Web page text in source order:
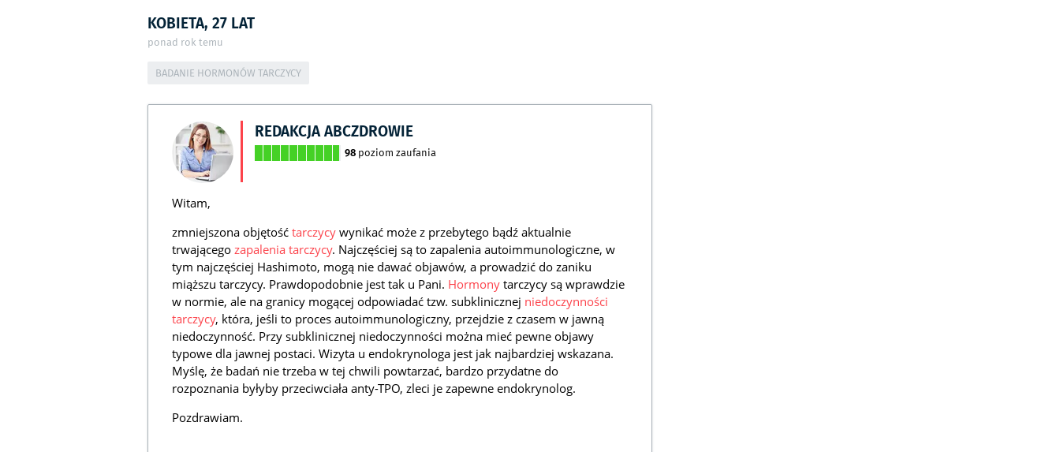
KOBIETA, 27 LAT
ponad rok temu
BADANIE HORMONÓW TARCZYCY
REDAKCJA ABCZDROWIE
98 poziom zaufania
Witam,
zmniejszona objętość tarczycy wynikać może z przebytego bądź aktualnie
trwającego zapalenia tarczycy. Najczęściej są to zapalenia autoimmunologiczne, w
tym najczęściej Hashimoto, mogą nie dawać objawów, a prowadzić do zaniku
miąższu tarczycy. Prawdopodobnie jest tak u Pani. Hormony tarczycy są wprawdzie
w normie, ale na granicy mogącej odpowiadać tzw. subklinicznej niedoczynności
tarczycy, która, jeśli to proces autoimmunologiczny, przejdzie z czasem w jawną
niedoczynność. Przy subklinicznej niedoczynności można mieć pewne objawy
typowe dla jawnej postaci. Wizyta u endokrynologa jest jak najbardziej wskazana.
Myślę, że badań nie trzeba w tej chwili powtarzać, bardzo przydatne do
rozpoznania byłyby przeciwciała anty-TPO, zleci je zapewne endokrynolog.
Pozdrawiam.